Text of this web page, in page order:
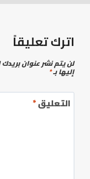
اترك تعليقاً
لن يتم نشر عنوان بريدك
إليها بـ*
التعليق*